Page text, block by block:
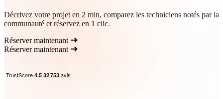
Décrivez votre projet en 2 min, comparez les techniciens notés par la
communauté et réservez en 1 clic.
Réserver maintenant
Réserver maintenant